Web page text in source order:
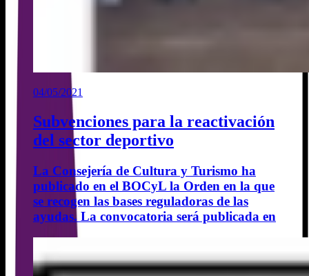
04/05/2021
Subvenciones para la reactivación
del sector deportivo
La Consejería de Cultura y Turismo ha
publicado en el BOCyL la Orden en la que
se recogen las bases reguladoras de las
ayudas. La convocatoria será publicada en